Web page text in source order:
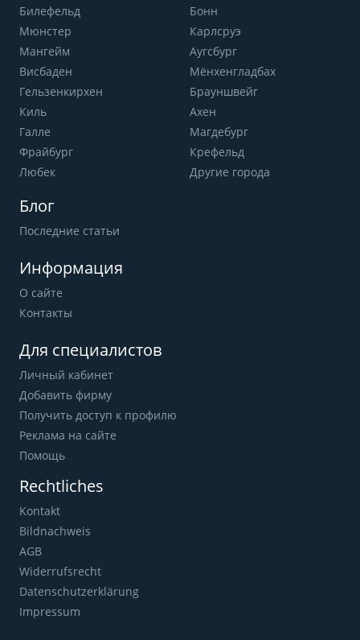
Билефельд
Бонн
Мюнстер
Карлсруэ
Мангейм
Аугсбург
Висбаден
Мёнхенгладбах
Гельзенкирхен
Брауншвейг
Киль
Ахен
Галле
Магдебург
Фрайбург
Крефельд
Любек
Другие города
Блог
Последние статьи
Информация
О сайте
Контакты
Для специалистов
Личный кабинет
Добавить фирму
Получить доступ к профилю
Реклама на сайте
Помощь
Rechtliches
Kontakt
Bildnachweis
AGB
Widerrufsrecht
Datenschutzerklärung
Impressum